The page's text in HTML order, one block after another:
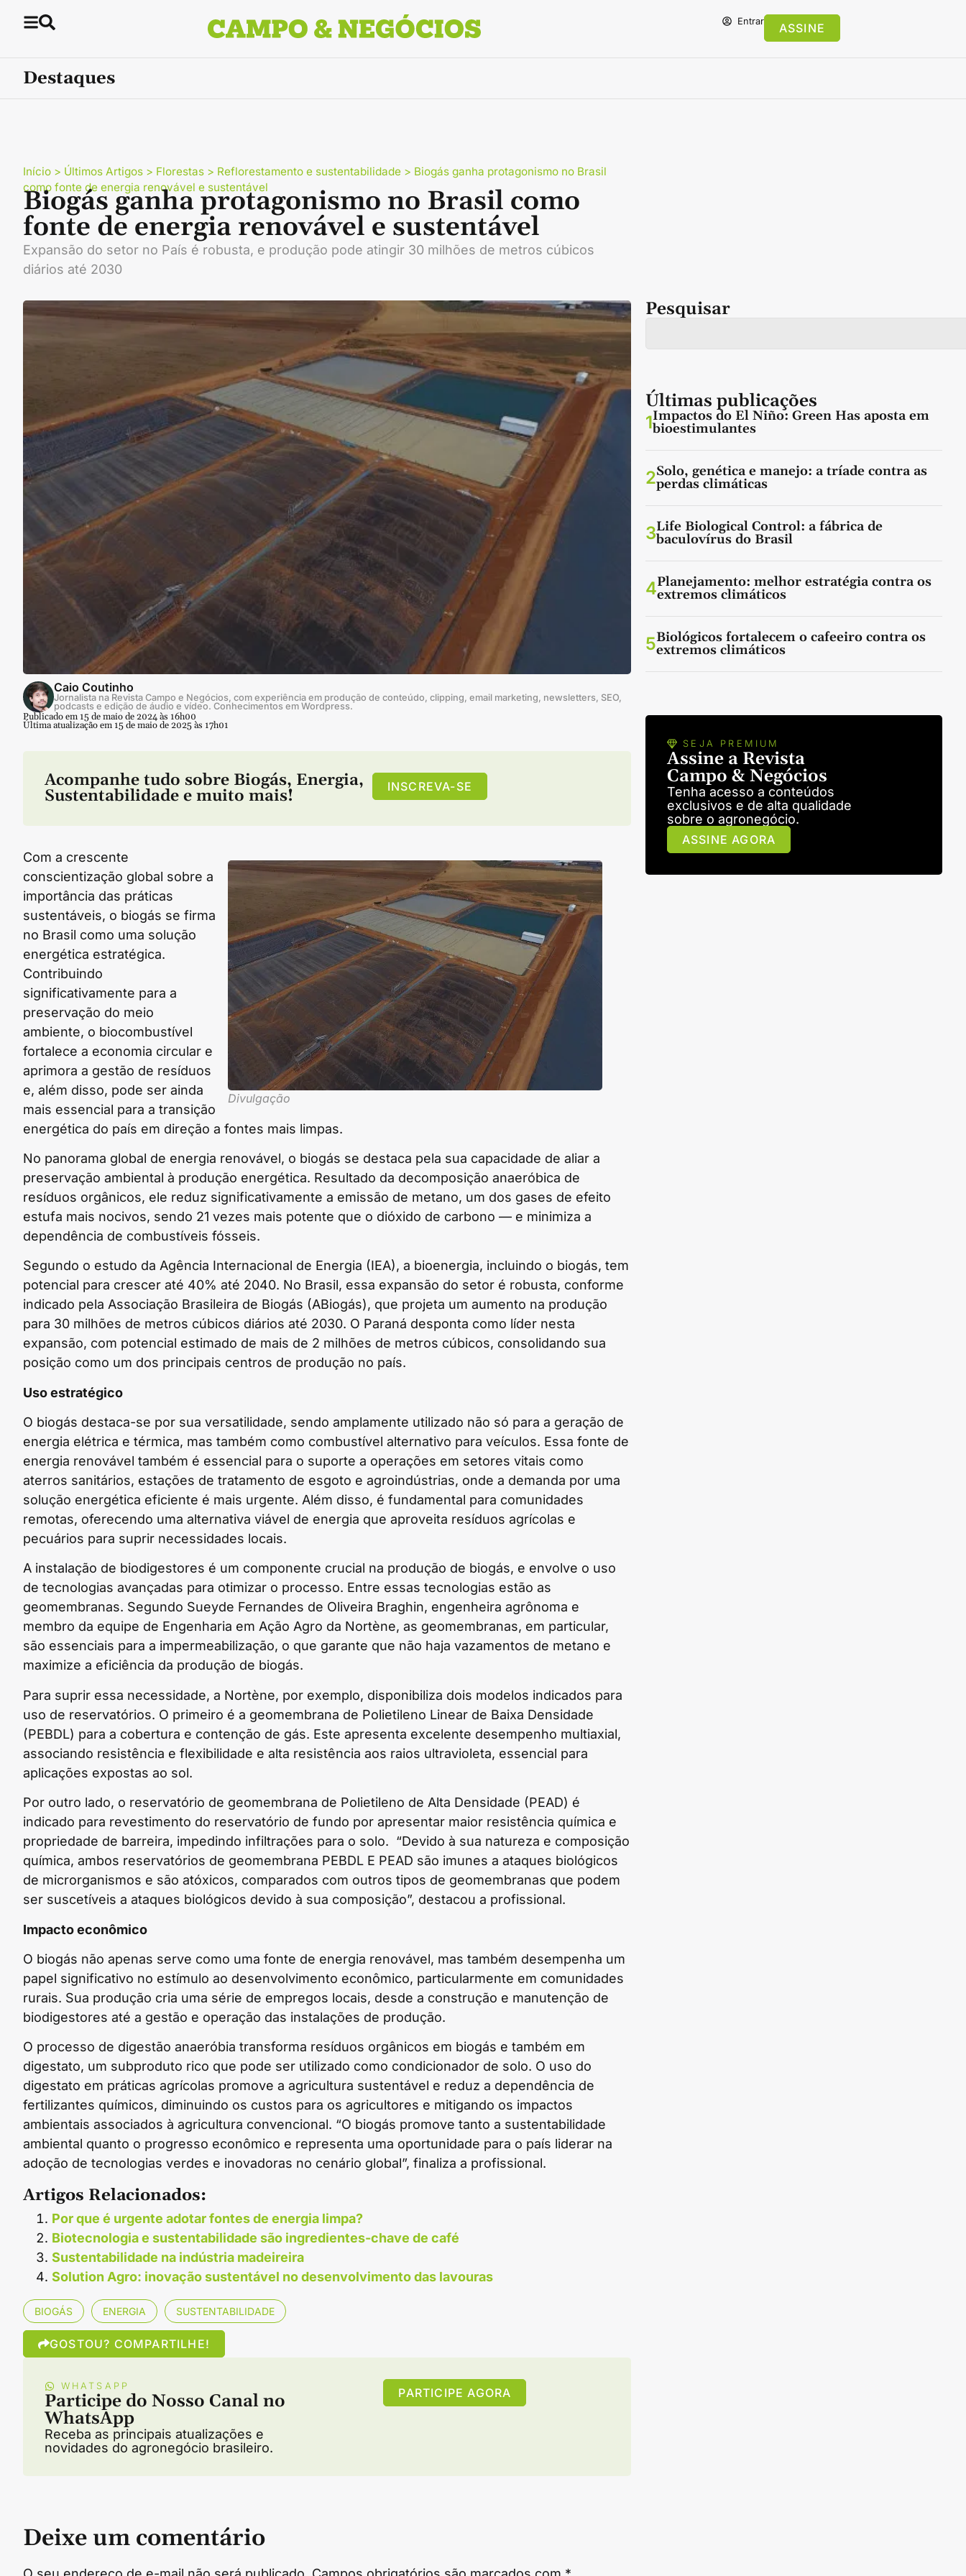
Entrar ASSINE
Destaques
Início > Últimos Artigos > Florestas > Reflorestamento e sustentabilidade > Biogás ganha protagonismo no Brasil
como fonte de energia renovável e sustentável
Biogás ganha protagonismo no Brasil como
fonte de energia renovável e sustentável
Expansão do setor no País é robusta, e produção pode atingir 30 milhões de metros cúbicos
diários até 2030
Caio Coutinho
Jornalista na Revista Campo e Negócios, com experiência em produção de conteúdo, clipping, email marketing, newsletters, SEO,
podcasts e edição de áudio e vídeo. Conhecimentos em Wordpress.
Publicado em 15 de maio de 2024 às 16h00
Última atualização em 15 de maio de 2025 às 17h01
Acompanhe tudo sobre Biogás, Energia,
Sustentabilidade e muito mais! INSCREVA-SE
Divulgação
Com a crescente
conscientização global sobre a
importância das práticas
sustentáveis, o biogás se firma
no Brasil como uma solução
energética estratégica.
Contribuindo
significativamente para a
preservação do meio
ambiente, o biocombustível
fortalece a economia circular e
aprimora a gestão de resíduos
e, além disso, pode ser ainda
mais essencial para a transição
energética do país em direção a fontes mais limpas.
No panorama global de energia renovável, o biogás se destaca pela sua capacidade de aliar a
preservação ambiental à produção energética. Resultado da decomposição anaeróbica de
resíduos orgânicos, ele reduz significativamente a emissão de metano, um dos gases de efeito
estufa mais nocivos, sendo 21 vezes mais potente que o dióxido de carbono — e minimiza a
dependência de combustíveis fósseis.
Segundo o estudo da Agência Internacional de Energia (IEA), a bioenergia, incluindo o biogás, tem
potencial para crescer até 40% até 2040. No Brasil, essa expansão do setor é robusta, conforme
indicado pela Associação Brasileira de Biogás (ABiogás), que projeta um aumento na produção
para 30 milhões de metros cúbicos diários até 2030. O Paraná desponta como líder nesta
expansão, com potencial estimado de mais de 2 milhões de metros cúbicos, consolidando sua
posição como um dos principais centros de produção no país.
Uso estratégico
O biogás destaca-se por sua versatilidade, sendo amplamente utilizado não só para a geração de
energia elétrica e térmica, mas também como combustível alternativo para veículos. Essa fonte de
energia renovável também é essencial para o suporte a operações em setores vitais como
aterros sanitários, estações de tratamento de esgoto e agroindústrias, onde a demanda por uma
solução energética eficiente é mais urgente. Além disso, é fundamental para comunidades
remotas, oferecendo uma alternativa viável de energia que aproveita resíduos agrícolas e
pecuários para suprir necessidades locais.
A instalação de biodigestores é um componente crucial na produção de biogás, e envolve o uso
de tecnologias avançadas para otimizar o processo. Entre essas tecnologias estão as
geomembranas. Segundo Sueyde Fernandes de Oliveira Braghin, engenheira agrônoma e
membro da equipe de Engenharia em Ação Agro da Nortène, as geomembranas, em particular,
são essenciais para a impermeabilização, o que garante que não haja vazamentos de metano e
maximize a eficiência da produção de biogás.
Para suprir essa necessidade, a Nortène, por exemplo, disponibiliza dois modelos indicados para
uso de reservatórios. O primeiro é a geomembrana de Polietileno Linear de Baixa Densidade
(PEBDL) para a cobertura e contenção de gás. Este apresenta excelente desempenho multiaxial,
associando resistência e flexibilidade e alta resistência aos raios ultravioleta, essencial para
aplicações expostas ao sol.
Por outro lado, o reservatório de geomembrana de Polietileno de Alta Densidade (PEAD) é
indicado para revestimento do reservatório de fundo por apresentar maior resistência química e
propriedade de barreira, impedindo infiltrações para o solo. “Devido à sua natureza e composição
química, ambos reservatórios de geomembrana PEBDL E PEAD são imunes a ataques biológicos
de microrganismos e são atóxicos, comparados com outros tipos de geomembranas que podem
ser suscetíveis a ataques biológicos devido à sua composição”, destacou a profissional.
Impacto econômico
O biogás não apenas serve como uma fonte de energia renovável, mas também desempenha um
papel significativo no estímulo ao desenvolvimento econômico, particularmente em comunidades
rurais. Sua produção cria uma série de empregos locais, desde a construção e manutenção de
biodigestores até a gestão e operação das instalações de produção.
O processo de digestão anaeróbia transforma resíduos orgânicos em biogás e também em
digestato, um subproduto rico que pode ser utilizado como condicionador de solo. O uso do
digestato em práticas agrícolas promove a agricultura sustentável e reduz a dependência de
fertilizantes químicos, diminuindo os custos para os agricultores e mitigando os impactos
ambientais associados à agricultura convencional. “O biogás promove tanto a sustentabilidade
ambiental quanto o progresso econômico e representa uma oportunidade para o país liderar na
adoção de tecnologias verdes e inovadoras no cenário global”, finaliza a profissional.
Artigos Relacionados:
Por que é urgente adotar fontes de energia limpa?
Biotecnologia e sustentabilidade são ingredientes-chave de café
Sustentabilidade na indústria madeireira
Solution Agro: inovação sustentável no desenvolvimento das lavouras
BIOGÁS ENERGIA SUSTENTABILIDADE
GOSTOU? COMPARTILHE!
WHATSAPP
Participe do Nosso Canal no
WhatsApp
Receba as principais atualizações e
novidades do agronegócio brasileiro.
PARTICIPE AGORA
Deixe um comentário
Pesquisar
Últimas publicações
1Impactos do El Niño: Green Has aposta em
bioestimulantes
2Solo, genética e manejo: a tríade contra as
perdas climáticas
3Life Biological Control: a fábrica de
baculovírus do Brasil
4Planejamento: melhor estratégia contra os
extremos climáticos
5Biológicos fortalecem o cafeeiro contra os
extremos climáticos
SEJA PREMIUM
Assine a Revista
Campo & Negócios
Tenha acesso a conteúdos
exclusivos e de alta qualidade
sobre o agronegócio.
ASSINE AGORA